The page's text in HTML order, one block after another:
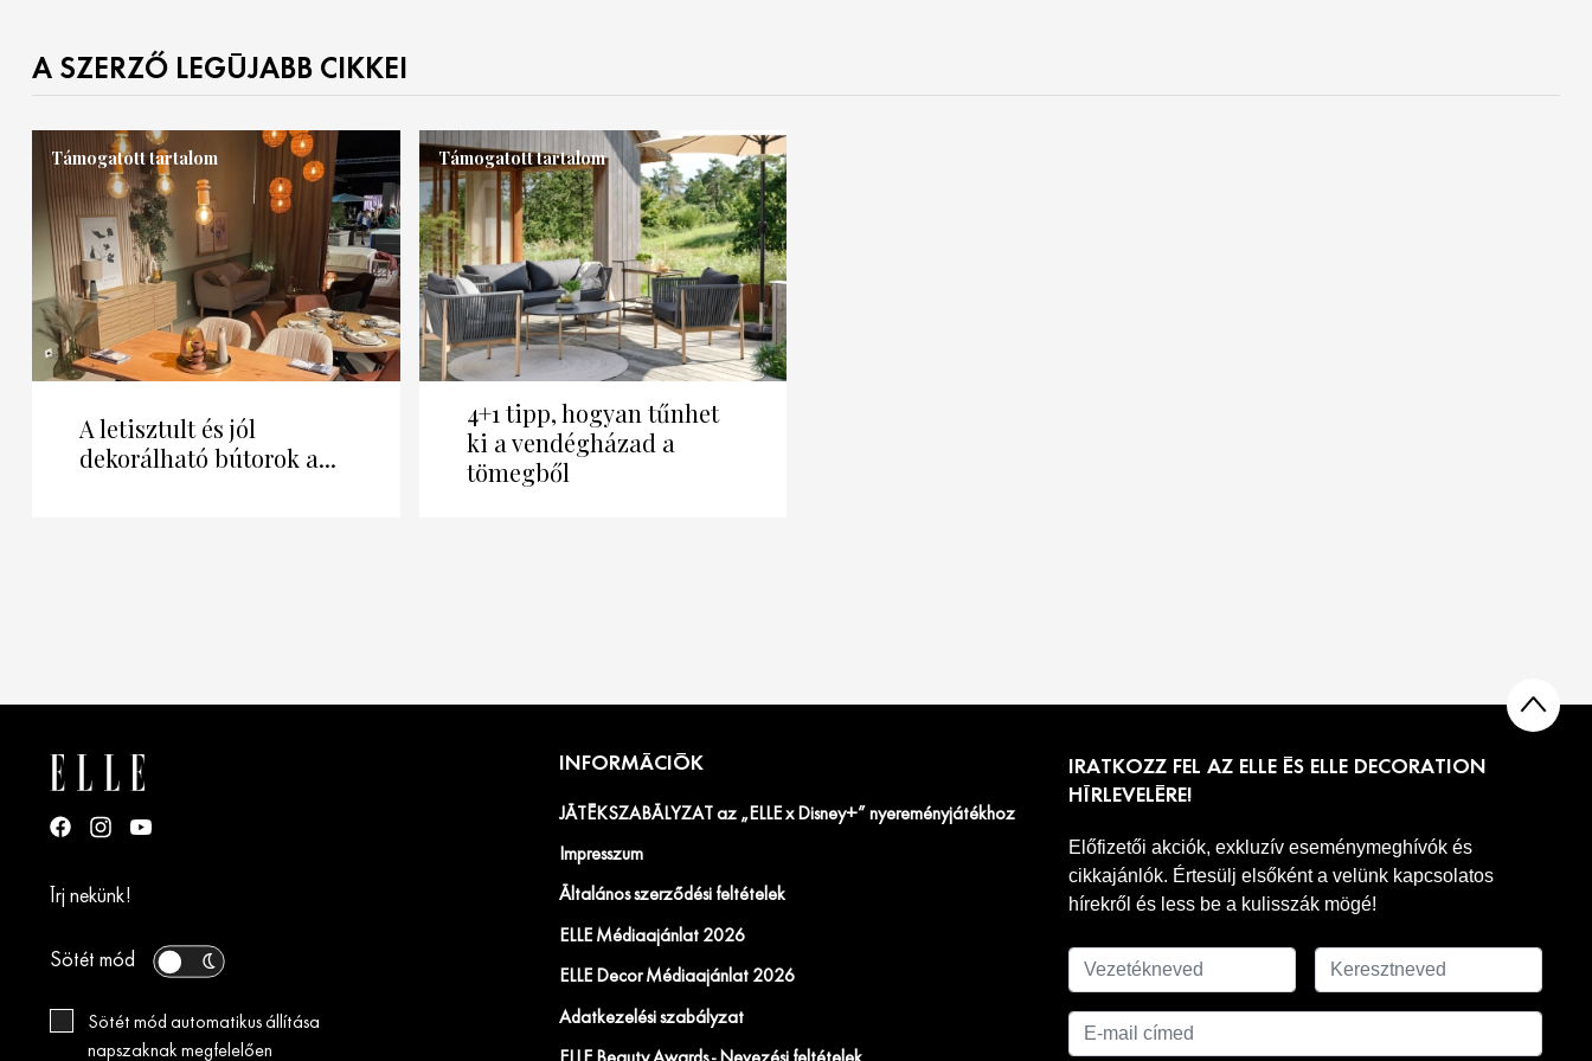
A SZERZŐ LEGÚJABB CIKKEI
Támogatott tartalom
A letisztult és jól
dekorálható bútorok a...
Támogatott tartalom
4+1 tipp, hogyan tűnhet
ki a vendégházad a
tömegből
Írj nekünk!
Sötét mód
Sötét mód automatikus állítása
napszaknak megfelelően
INFORMÁCIÓK
JÁTÉKSZABÁLYZAT az „ELLE x Disney+” nyereményjátékhoz
Impresszum
Általános szerződési feltételek
ELLE Médiaajánlat 2026
ELLE Decor Médiaajánlat 2026
Adatkezelési szabályzat
IRATKOZZ FEL AZ ELLE ÉS ELLE DECORATION
HÍRLEVELÉRE!
Előfizetői akciók, exkluzív eseménymeghívók és
cikkajánlók. Értesülj elsőként a velünk kapcsolatos
hírekről és less be a kulisszák mögé!